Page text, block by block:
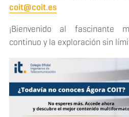
coit@coit.es
¡Bienvenido al fascinante
continuo y la exploración sin